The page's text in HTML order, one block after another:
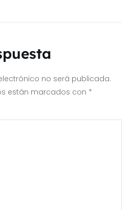
no será publicada.
están marcados con *